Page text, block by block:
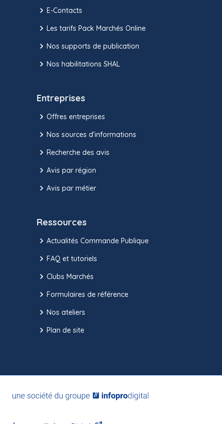
E-Contacts
Les tarifs Pack Marchés Online
Nos supports de publication
Nos habilitations SHAL
Entreprises
Offres entreprises
Nos sources d'informations
Recherche des avis
Avis par région
Avis par métier
Ressources
Actualités Commande Publique
FAQ et tutoriels
Clubs Marchés
Formulaires de référence
Nos ateliers
Plan de site